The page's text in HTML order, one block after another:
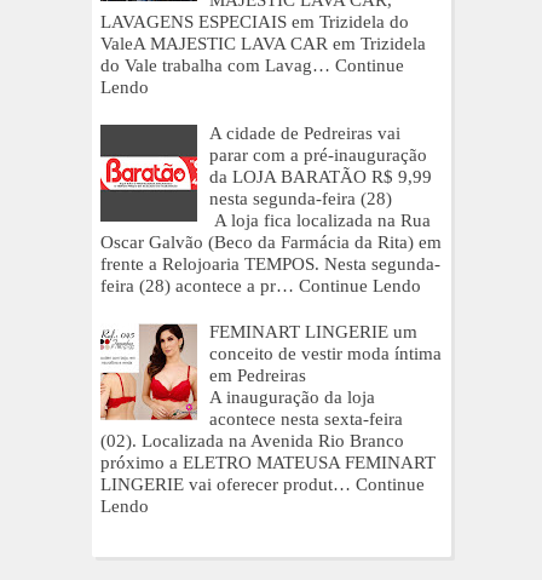
LAVAGENS ESPECIAIS em Trizidela do
ValeA MAJESTIC LAVA CAR em Trizidela
do Vale trabalha com Lavag… Continue
Lendo
A cidade de Pedreiras vai
parar com a pré-inauguração
da LOJA BARATÃO R$ 9,99
nesta segunda-feira (28)
A loja fica localizada na Rua
Oscar Galvão (Beco da Farmácia da Rita) em
frente a Relojoaria TEMPOS. Nesta segunda-
feira (28) acontece a pr… Continue Lendo
FEMINART LINGERIE um
conceito de vestir moda íntima
em Pedreiras
A inauguração da loja
acontece nesta sexta-feira
(02). Localizada na Avenida Rio Branco
próximo a ELETRO MATEUSA FEMINART
LINGERIE vai oferecer produt… Continue
Lendo